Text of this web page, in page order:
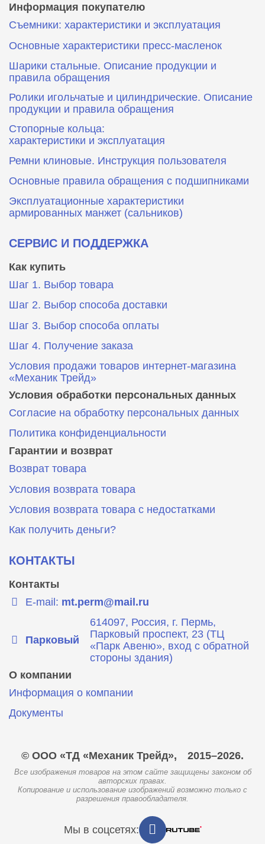
Информация покупателю
Съемники: характеристики и эксплуатация
Основные характеристики пресс‑масленок
Шарики стальные. Описание продукции и
правила обращения
Ролики игольчатые и цилиндрические. Описание
продукции и правила обращения
Стопорные кольца:
характеристики и эксплуатация
Ремни клиновые. Инструкция пользователя
Основные правила обращения с подшипниками
Эксплуатационные характеристики
армированных манжет (сальников)
СЕРВИС И ПОДДЕРЖКА
Как купить
Шаг 1. Выбор товара
Шаг 2. Выбор способа доставки
Шаг 3. Выбор способа оплаты
Шаг 4. Получение заказа
Условия продажи товаров интернет-магазина
«Механик Трейд»
Условия обработки персональных данных
Согласие на обработку персональных данных
Политика конфиденциальности
Гарантии и возврат
Возврат товара
Условия возврата товара
Условия возврата товара с недостатками
Как получить деньги?
КОНТАКТЫ
Контакты
E-mail: mt.perm@mail.ru
Парковый
614097, Россия, г. Пермь,
Парковый проспект, 23 (ТЦ
«Парк Авеню», вход с обратной
стороны здания)
О компании
Информация о компании
Документы
© ООО «ТД «Механик Трейд», 2015–2026.
Все изображения товаров на этом сайте защищены законом об
авторских правах.
Копирование и использование изображений возможно только с
разрешения правообладателя.
Мы в соцсетях: